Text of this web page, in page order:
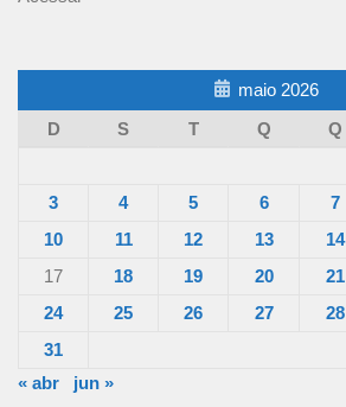
maio 2026
D
S T Q Q
3
4 5 6 7
10
11 12 13 14
17
18 19 20 21
24
25 26 27 28
31
« abr
jun »